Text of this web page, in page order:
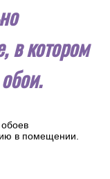
в котором
в помещении.